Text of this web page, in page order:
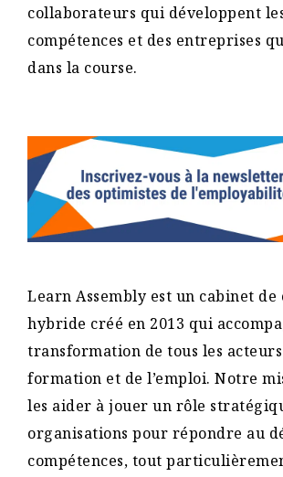
collaborateurs qui développent
compétences et des entreprises
dans la course.
Learn Assembly est un cabinet de
hybride créé en 2013 qui
transformation de tous les
formation et de l’emploi. Notre
les aider à jouer un rôle
organisations pour répondre au
compétences, tout